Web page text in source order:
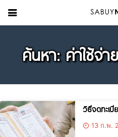
ค้นหา: ค่าใช้จ่า
วิธีจดทะเบี
13 ก.พ.